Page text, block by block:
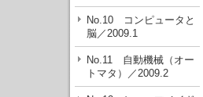
No.10 コンピュータと
脳／2009.1
No.11 自動機械（オー
トマタ）／2009.2